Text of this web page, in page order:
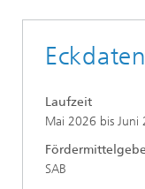
Laufzeit
Mai 2026 bis Juni
SAB